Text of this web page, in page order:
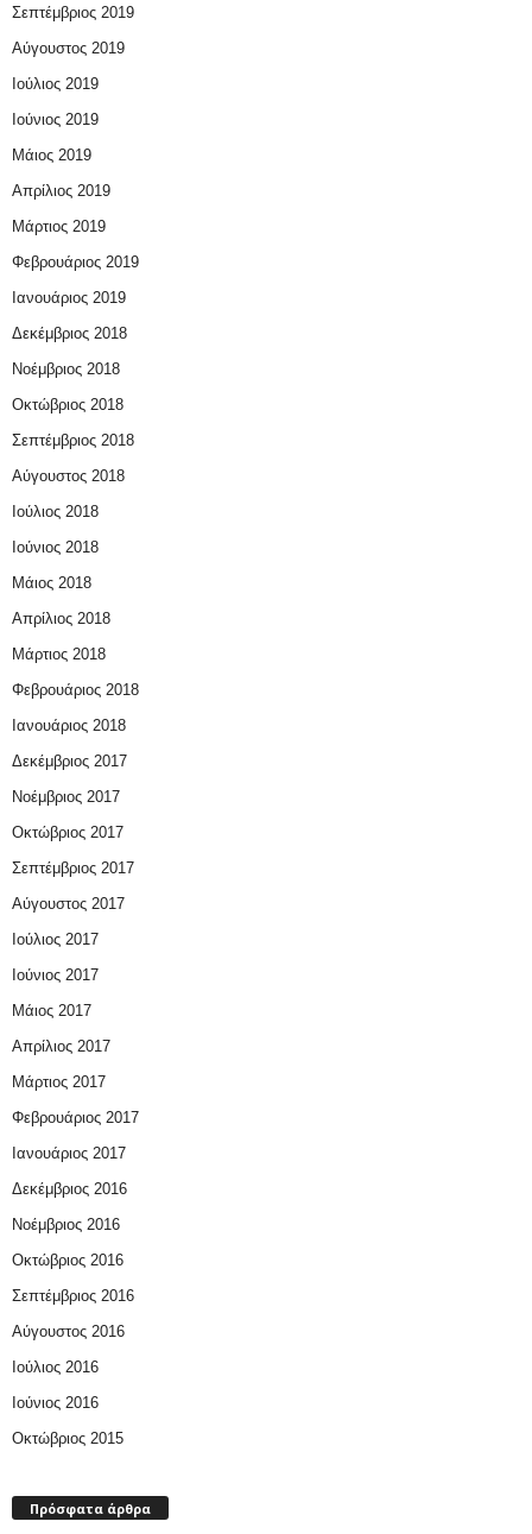
Σεπτέμβριος 2019
Αύγουστος 2019
Ιούλιος 2019
Ιούνιος 2019
Μάιος 2019
Απρίλιος 2019
Μάρτιος 2019
Φεβρουάριος 2019
Ιανουάριος 2019
Δεκέμβριος 2018
Νοέμβριος 2018
Οκτώβριος 2018
Σεπτέμβριος 2018
Αύγουστος 2018
Ιούλιος 2018
Ιούνιος 2018
Μάιος 2018
Απρίλιος 2018
Μάρτιος 2018
Φεβρουάριος 2018
Ιανουάριος 2018
Δεκέμβριος 2017
Νοέμβριος 2017
Οκτώβριος 2017
Σεπτέμβριος 2017
Αύγουστος 2017
Ιούλιος 2017
Ιούνιος 2017
Μάιος 2017
Απρίλιος 2017
Μάρτιος 2017
Φεβρουάριος 2017
Ιανουάριος 2017
Δεκέμβριος 2016
Νοέμβριος 2016
Οκτώβριος 2016
Σεπτέμβριος 2016
Αύγουστος 2016
Ιούλιος 2016
Ιούνιος 2016
Οκτώβριος 2015
Πρόσφατα άρθρα